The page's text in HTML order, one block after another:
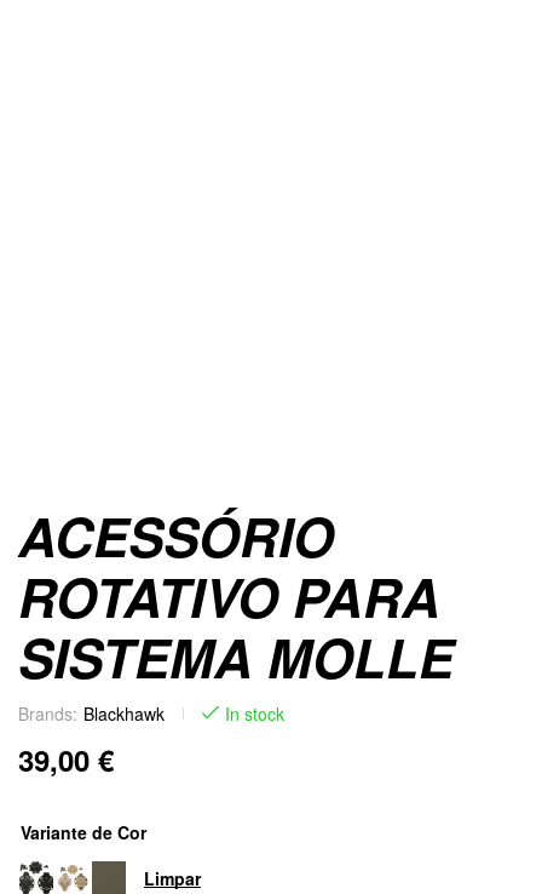
ACESSÓRIO
ROTATIVO PARA
SISTEMA MOLLE
Brands: Blackhawk In stock
39,00 €
Variante de Cor
Limpar